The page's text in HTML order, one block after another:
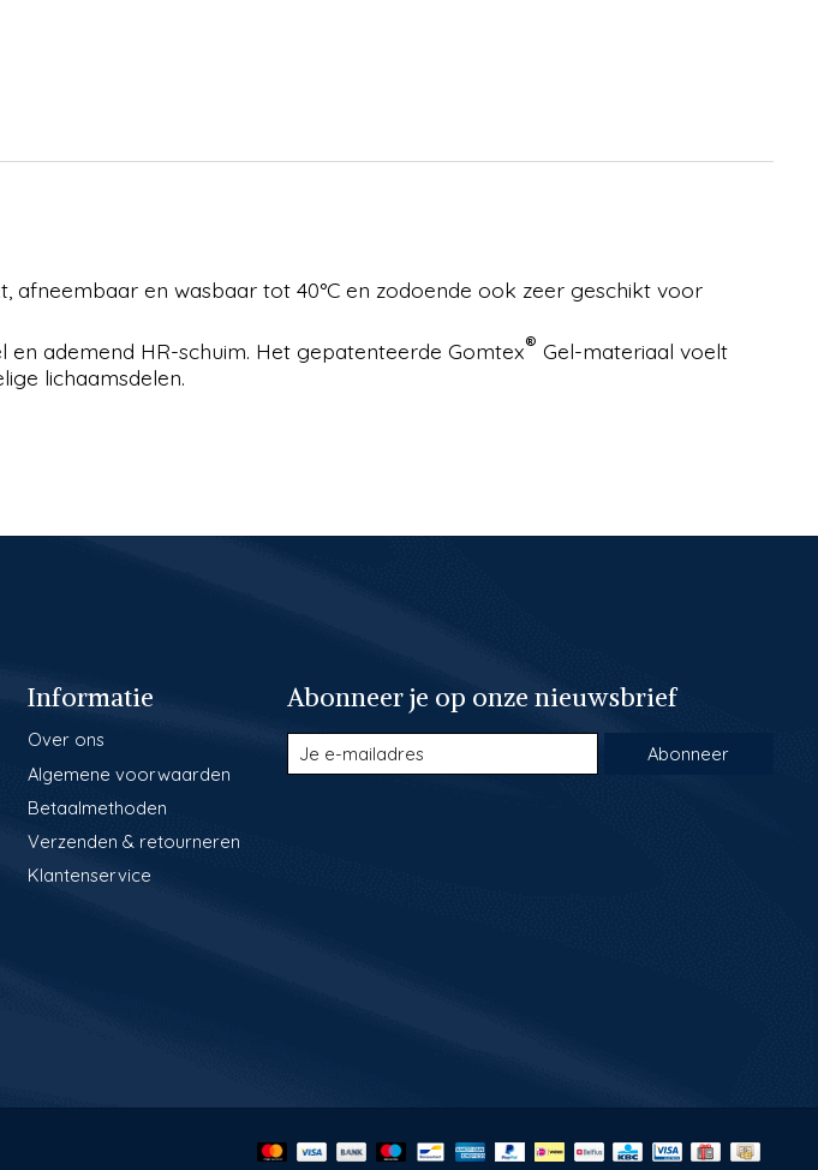
en wasbaar tot 40°C en zodoende ook zeer geschikt voor
ademend HR-schuim. Het gepatenteerde Gomtex® Gel-materiaal voelt
lichaamsdelen.
Informatie
Over ons
Algemene voorwaarden
Betaalmethoden
Verzenden & retourneren
Klantenservice
Abonneer je op onze nieuwsbrief
Abonneer